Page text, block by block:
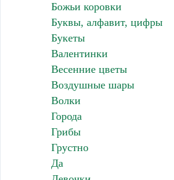
Божьи коровки
Буквы, алфавит, цифры
Букеты
Валентинки
Весенние цветы
Воздушные шары
Волки
Города
Грибы
Грустно
Да